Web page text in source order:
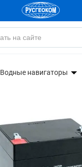
Водные навигаторы